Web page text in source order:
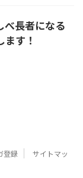
べ長者になる
す！
登録
サイトマッ